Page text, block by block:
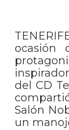
del CD
Salón
un